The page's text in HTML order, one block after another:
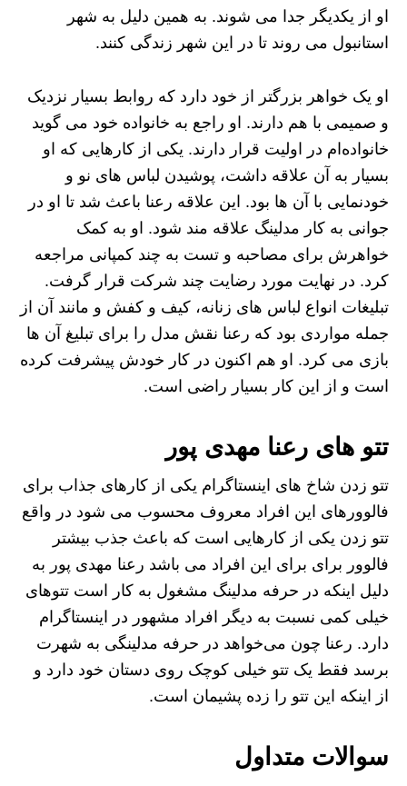
او از یکدیگر جدا می شوند. به همین دلیل به شهر
استانبول می روند تا در این شهر زندگی کنند.
او یک خواهر بزرگتر از خود دارد که روابط بسیار نزدیک
و صمیمی با هم دارند. او راجع به خانواده خود می گوید
خانواده‌ام در اولیت قرار دارند. یکی از کارهایی که او
بسیار به آن علاقه داشت، پوشیدن لباس های نو و
خودنمایی با آن ها بود. این علاقه رعنا باعث شد تا او در
جوانی به کار مدلینگ علاقه مند شود. او به کمک
خواهرش برای مصاحبه و تست به چند کمپانی مراجعه
کرد. در نهایت مورد رضایت چند شرکت قرار گرفت.
تبلیغات انواع لباس های زنانه، کیف و کفش و مانند آن از
جمله مواردی بود که رعنا نقش مدل را برای تبلیغ آن ها
بازی می کرد. او هم اکنون در کار خودش پیشرفت کرده
است و از این کار بسیار راضی است.
تتو های رعنا مهدی پور
تتو زدن شاخ های اینستاگرام یکی از کارهای جذاب برای
فالوورهای این افراد معروف محسوب می شود در واقع
تتو زدن یکی از کارهایی است که باعث جذب بیشتر
فالوور برای برای این افراد می باشد رعنا مهدی پور به
دلیل اینکه در حرفه مدلینگ مشغول به کار است تتوهای
خیلی کمی نسبت به دیگر افراد مشهور در اینستاگرام
دارد. رعنا چون می‌خواهد در حرفه‌ مدلینگی به شهرت
برسد فقط یک تتو خیلی کوچک روی دستان خود دارد و
از اینکه این تتو را زده پشیمان است.
سوالات متداول